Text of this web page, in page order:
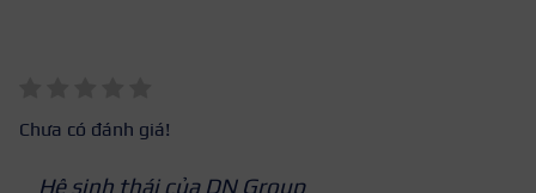
Chưa có đánh giá!
Hệ sinh thái của DN Group